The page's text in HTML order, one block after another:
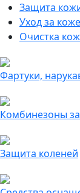
Защита
Уход за
Очистка
Фартуки,
Комбинезоны
Защита коленей